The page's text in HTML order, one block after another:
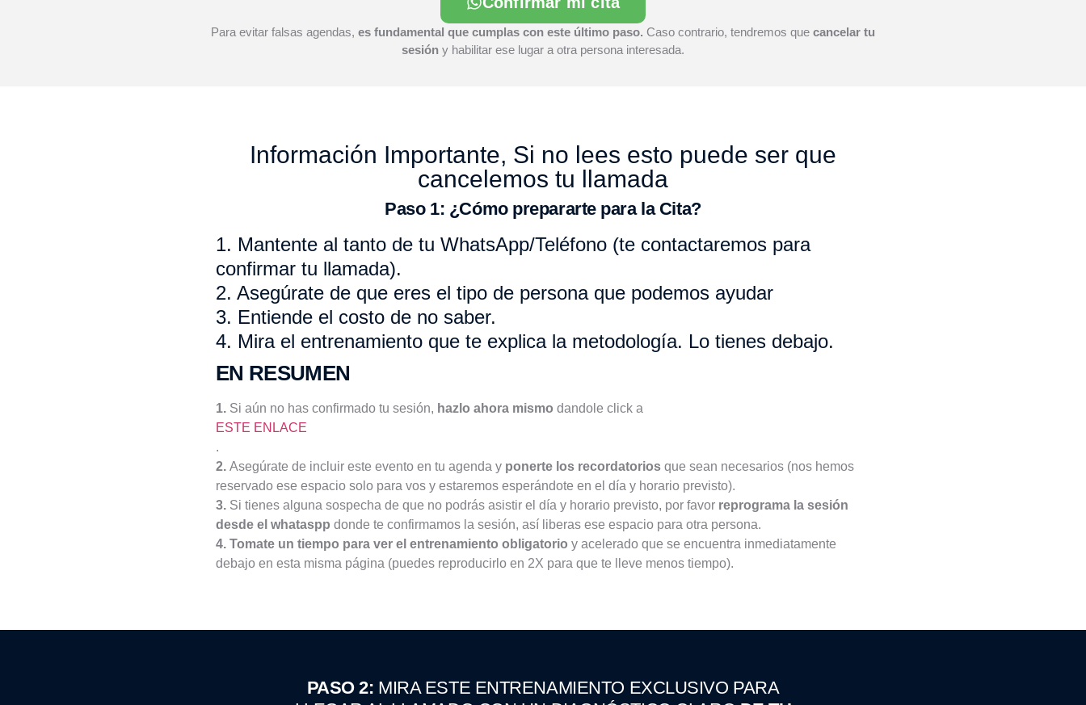
Para evitar falsas agendas, es fundamental que cumplas con este último paso. Caso contrario, tendremos que cancelar tu
sesión y habilitar ese lugar a otra persona interesada.
Información Importante, Si no lees esto puede ser que
cancelemos tu llamada
Paso 1: ¿Cómo prepararte para la Cita?
1. Mantente al tanto de tu WhatsApp/Teléfono (te contactaremos para
confirmar tu llamada).
2. Asegúrate de que eres el tipo de persona que podemos ayudar
3. Entiende el costo de no saber.
4. Mira el entrenamiento que te explica la metodología. Lo tienes debajo.
EN RESUMEN
1. Si aún no has confirmado tu sesión, hazlo ahora mismo dandole click a
ESTE ENLACE
.
2. Asegúrate de incluir este evento en tu agenda y ponerte los recordatorios que sean necesarios (nos hemos
reservado ese espacio solo para vos y estaremos esperándote en el día y horario previsto).
3. Si tienes alguna sospecha de que no podrás asistir el día y horario previsto, por favor reprograma la sesión
desde el whataspp donde te confirmamos la sesión, así liberas ese espacio para otra persona.
4. Tomate un tiempo para ver el entrenamiento obligatorio y acelerado que se encuentra inmediatamente
debajo en esta misma página (puedes reproducirlo en 2X para que te lleve menos tiempo).
PASO 2: MIRA ESTE ENTRENAMIENTO EXCLUSIVO PARA